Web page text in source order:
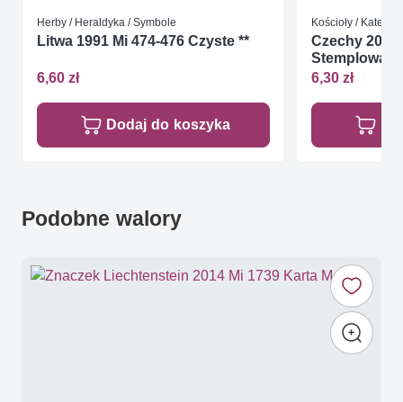
Herby / Heraldyka / Symbole
Litwa 1991 Mi 474-476 Czyste **
6,60 zł
Dodaj do koszyka
Kościoły / Katedry
Czechy 2006
6,30 zł
Podobne walory